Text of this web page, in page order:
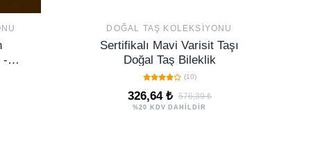
-
DOĞAL TAŞ KOLEKSIYONU
Sertifikalı Mavi Varisit Taşı
Doğal Taş Bileklik
(10)
326,64 ₺ 576,39 ₺
%20 KDV DAHİLDİR